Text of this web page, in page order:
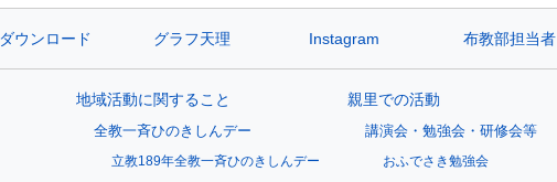
ダウンロード グラフ天理 Instagram 布教部担当者
地域活動に関すること
全教一斉ひのきしんデー
立教189年全教一斉ひのきしんデー
親里での活動
講演会・勉強会・研修会等
おふでさき勉強会